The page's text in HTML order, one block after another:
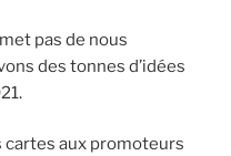
pas de nous
des tonnes d’idées
cartes aux promoteurs